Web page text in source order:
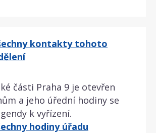
kontakty tohoto
části Praha 9 je otevřen
a jeho úřední hodiny se
k vyřízení.
hodiny úřadu